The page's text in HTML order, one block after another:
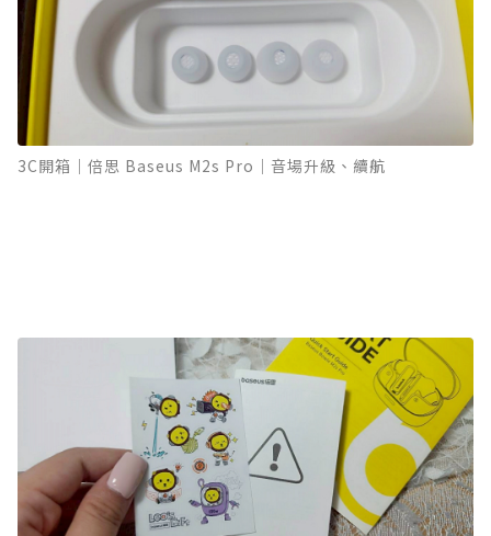
3C開箱｜倍思 Baseus M2s Pro｜音場升級、續航